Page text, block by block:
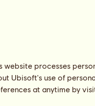
XCORPION
website processes
Ubisoft's use of
at anytime by